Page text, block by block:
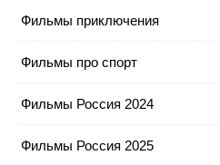
Фильмы приключения
Фильмы про спорт
Фильмы Россия 2024
Фильмы Россия 2025